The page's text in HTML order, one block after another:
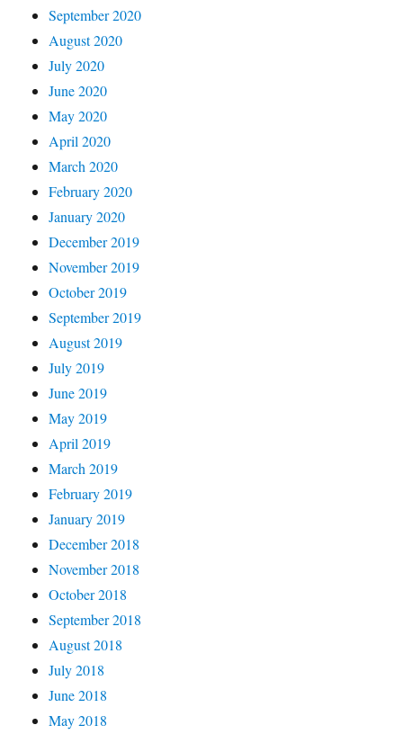
September 2020
August 2020
July 2020
June 2020
May 2020
April 2020
March 2020
February 2020
January 2020
December 2019
November 2019
October 2019
September 2019
August 2019
July 2019
June 2019
May 2019
April 2019
March 2019
February 2019
January 2019
December 2018
November 2018
October 2018
September 2018
August 2018
July 2018
June 2018
May 2018